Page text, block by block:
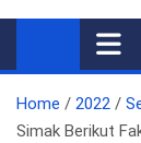
Home 2022
Simak Berikut